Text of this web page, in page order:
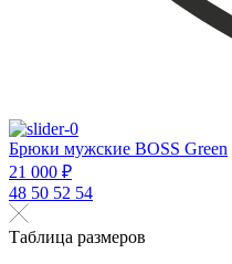
Брюки мужские BOSS Green
21 000 ₽
48 50 52 54
Таблица размеров